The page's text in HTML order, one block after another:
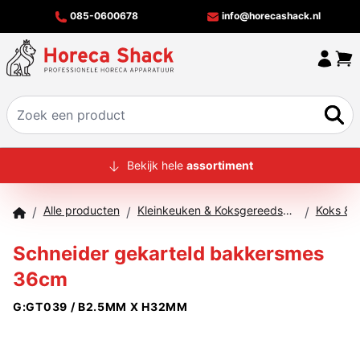
085-0600678 info@horecashack.nl
HOME
MERKEN
CONTACT
Bekijk hele assortiment
/ Alle producten / Kleinkeuken & Koksgereedschap / Koks &
Schneider gekarteld bakkersmes
36cm
G:GT039 / B2.5MM X H32MM